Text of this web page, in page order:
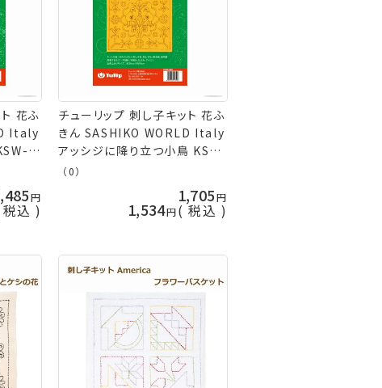
花ふ
Italy
税込
チューリップ 刺し子キット 花ふ
きん SASHIKO WORLD Italy
アッシジに降り立つ小鳥 KSW-
029 イタリア ネコポス可
（0）
1,705
1,534 税込